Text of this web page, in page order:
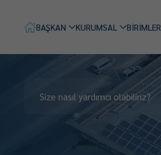
BAŞKAN KURUMSAL BİRİMLER